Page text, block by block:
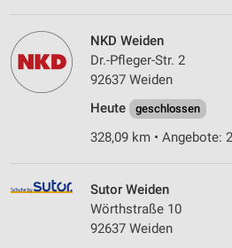
NKD Weiden
Dr.-Pfleger-Str. 2
92637 Weiden
Heute
geschlossen
328,09 km • Angebote:
Sutor Weiden
Wörthstraße 10
92637 Weiden